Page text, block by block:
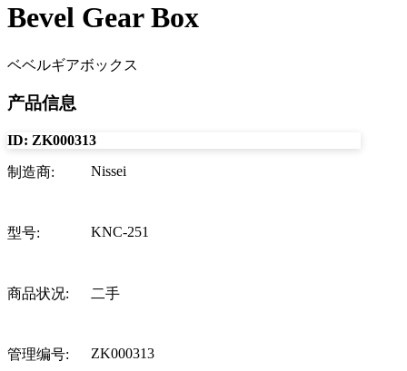
Bevel Gear Box
ベベルギアボックス
产品信息
ID: ZK000313
制造商: Nissei
型号: KNC-251
商品状况: 二手
管理编号: ZK000313